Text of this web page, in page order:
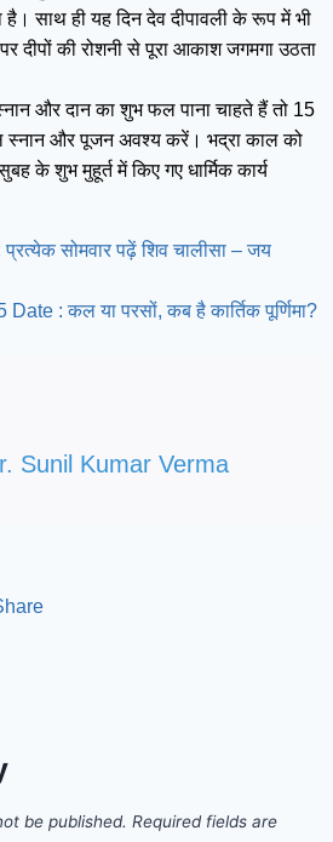
है। साथ ही यह दिन देव दीपावली के रूप में भी
दीपों की रोशनी से पूरा आकाश जगमगा उठता
और दान का शुभ फल पाना चाहते हैं तो 15
स्नान और पूजन अवश्य करें। भद्रा काल को
के शुभ मुहूर्त में किए गए धार्मिक कार्य
सोमवार पढ़ें शिव चालीसा – जय
: कल या परसों, कब है कार्तिक पूर्णिमा?
Sunil Kumar Verma
be published. Required fields are